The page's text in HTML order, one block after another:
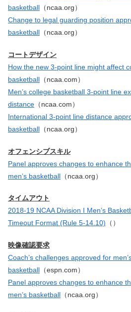
basketball （ncaa.org）
Change to legal guarding position
basketball （ncaa.org）
コートデザイン
How the new 3-point line might affect
basketball （ncaa.com）
Men’s college basketball 3-point line
distance （ncaa.com）
International 3-point line distance
basketball （ncaa.org）
オフェンシブスキル
Panel approves changes to enhance
men’s basketball （ncaa.org）
タイムアウト
2018-19 NCAA Division I Men’s
Timeout Format (Rule 5-14.10) （）
映像確認要求
Coach’s challenges approved for
basketball （espn.com）
Panel approves changes to enhance
men’s basketball （ncaa.org）